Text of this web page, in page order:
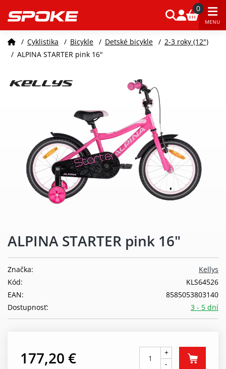
0
MENU
/ Cyklistika / Bicykle / Detské bicykle / 2-3 roky (12")
/ ALPINA STARTER pink 16"
ALPINA STARTER pink 16"
Kellys
Značka:
KLS64526
Kód:
8585053803140
EAN:
3 - 5 dní
Dostupnosť:
177,20 €
+
-